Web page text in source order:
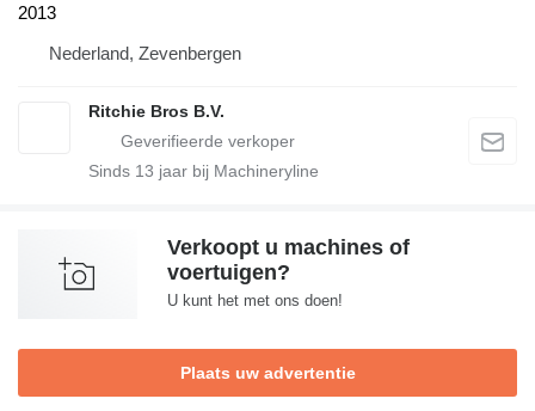
2013
Nederland, Zevenbergen
Ritchie Bros B.V.
Sinds 13 jaar bij Machineryline
Verkoopt u machines of
voertuigen?
U kunt het met ons doen!
Plaats uw advertentie